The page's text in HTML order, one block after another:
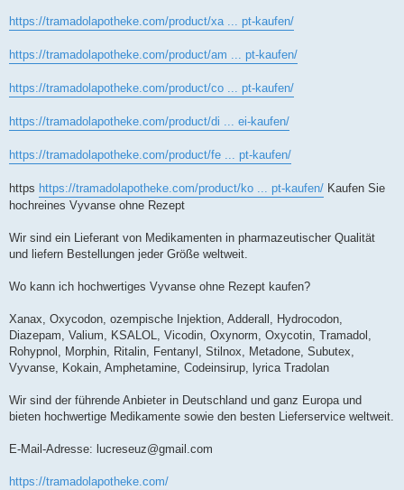
https://tramadolapotheke.com/product/xa ... pt-kaufen/
https://tramadolapotheke.com/product/am ... pt-kaufen/
https://tramadolapotheke.com/product/co ... pt-kaufen/
https://tramadolapotheke.com/product/di ... ei-kaufen/
https://tramadolapotheke.com/product/fe ... pt-kaufen/
https https://tramadolapotheke.com/product/ko ... pt-kaufen/ Kaufen Sie
hochreines Vyvanse ohne Rezept
Wir sind ein Lieferant von Medikamenten in pharmazeutischer Qualität
und liefern Bestellungen jeder Größe weltweit.
Wo kann ich hochwertiges Vyvanse ohne Rezept kaufen?
Xanax, Oxycodon, ozempische Injektion, Adderall, Hydrocodon,
Diazepam, Valium, KSALOL, Vicodin, Oxynorm, Oxycotin, Tramadol,
Rohypnol, Morphin, Ritalin, Fentanyl, Stilnox, Metadone, Subutex,
Vyvanse, Kokain, Amphetamine, Codeinsirup, lyrica Tradolan
Wir sind der führende Anbieter in Deutschland und ganz Europa und
bieten hochwertige Medikamente sowie den besten Lieferservice weltweit.
E-Mail-Adresse: lucreseuz@gmail.com
https://tramadolapotheke.com/